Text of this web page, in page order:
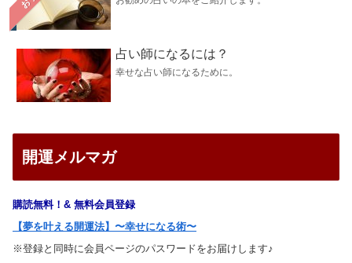
占い師になるには？
幸せな占い師になるために。
開運メルマガ
購読無料！& 無料会員登録
【夢を叶える開運法】〜幸せになる術〜
※登録と同時に会員ページのパスワードをお届けします♪